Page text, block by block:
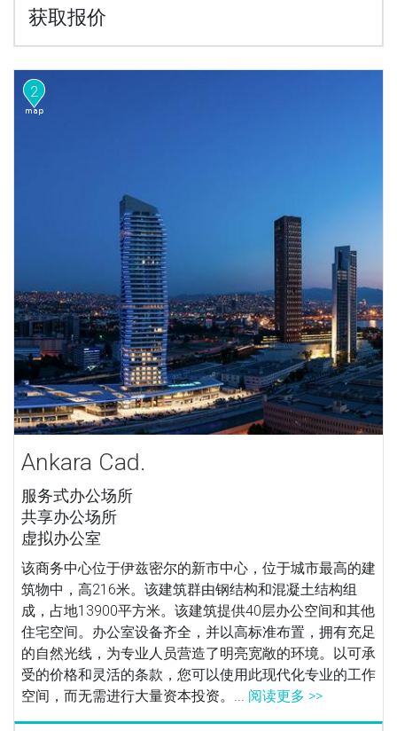
获取报价
2
Ankara Cad.
服务式办公场所
共享办公场所
虚拟办公室
该商务中心位于伊兹密尔的新市中心，位于城市最高的建
筑物中，高216米。该建筑群由钢结构和混凝土结构组
成，占地13900平方米。该建筑提供40层办公空间和其他
住宅空间。办公室设备齐全，并以高标准布置，拥有充足
的自然光线，为专业人员营造了明亮宽敞的环境。以可承
受的价格和灵活的条款，您可以使用此现代化专业的工作
空间，而无需进行大量资本投资。... 阅读更多 >>